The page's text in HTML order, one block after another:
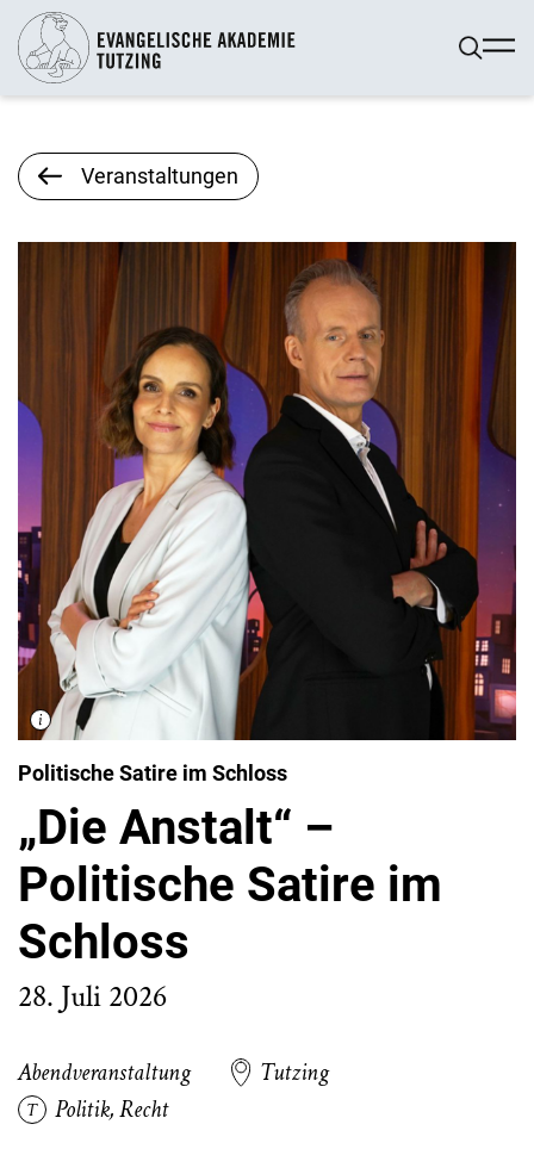
Veranstaltungen
Politische Satire im Schloss
„Die Anstalt“ –
Politische Satire im
Schloss
28. Juli 2026
Abendveranstaltung
Tutzing
Politik,Recht